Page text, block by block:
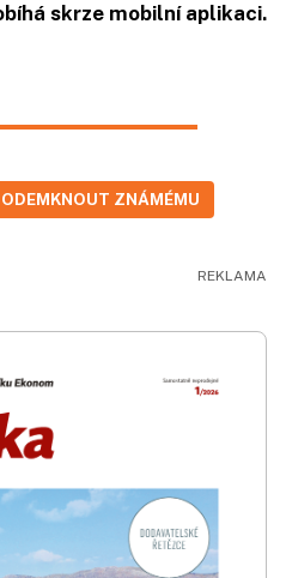
skrze mobilní aplikaci.
ODEMKNOUT ZNÁMÉMU